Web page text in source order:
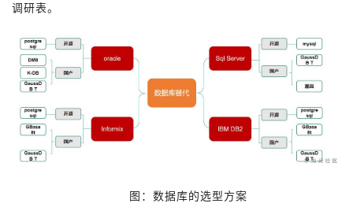
调研表。
图：数据库的选型方案